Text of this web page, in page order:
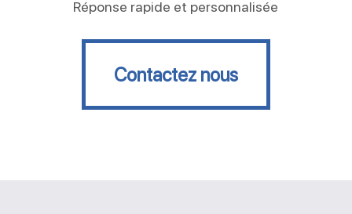
Réponse rapide et personnalisée
Contactez nous
Contactez nous